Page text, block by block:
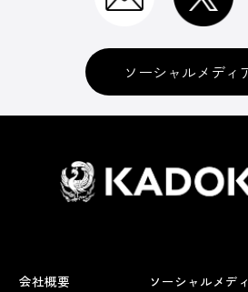
ソーシャルメディ
会社概要
ソーシャルメデ